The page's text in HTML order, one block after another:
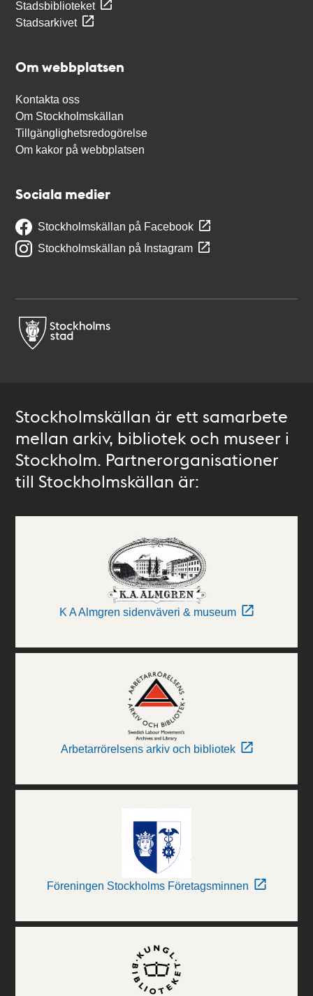
Stadsbiblioteket
Stadsarkivet
Om webbplatsen
Kontakta oss
Om Stockholmskällan
Tillgänglighetsredogörelse
Om kakor på webbplatsen
Sociala medier
Stockholmskällan på Facebook
Stockholmskällan på Instagram
Stockholmskällan är ett samarbete
mellan arkiv, bibliotek och museer i
Stockholm. Partnerorganisationer
till Stockholmskällan är:
K A Almgren sidenväveri & museum
Arbetarrörelsens arkiv och bibliotek
Föreningen Stockholms Företagsminnen